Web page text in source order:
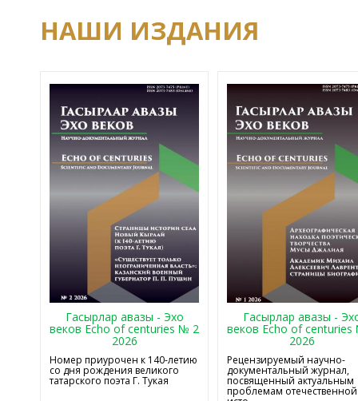
НАШИ ИЗДАНИЯ
Гасырлар авазы - Эхо
веков Echo of centuries № 2
2026
Номер приурочен к 140-летию
со дня рождения великого
татарского поэта Г. Тукая
Гасырлар авазы -
веков Echo of
2026
Рецензируемый научно-
документальный журнал,
посвященный актуальным
проблемам отечественной